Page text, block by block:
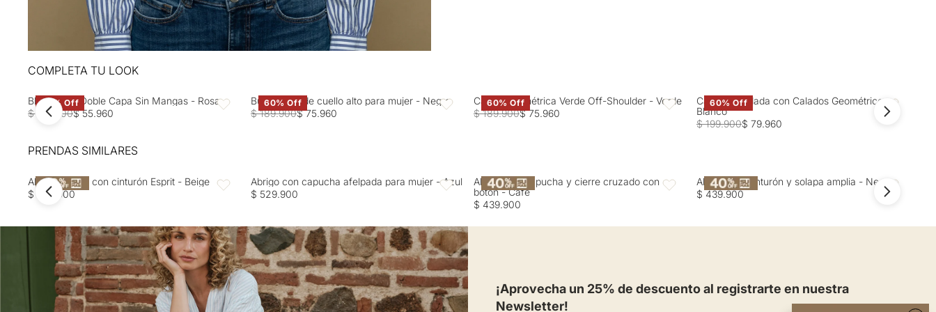
COMPLETA TU LOOK
60% Off Favoritos
Blusa Rosa Doble Capa Sin Mangas - Rosa
$ 139.900$ 55.960
60% Off Favoritos
Buzo tejido de cuello alto para mujer - Negro
$ 189.900$ 75.960
60% Off Favoritos
Camisa Asimétrica Verde Off-Shoulder - Verde
$ 189.900$ 75.960
60% Off Favoritos
Camisa Bordada con Calados Geométricos -
Blanco
$ 199.900$ 79.960
PRENDAS SIMILARES
Favoritos
Abrigo ceñido con cinturón Esprit - Beige
$ 499.900
Favoritos
Abrigo con capucha afelpada para mujer - Azul
$ 529.900
Favoritos
Abrigo con capucha y cierre cruzado con
botón - Café
$ 439.900
Favoritos
Abrigo con cinturón y solapa amplia - Negro
$ 439.900
¡Aprovecha un 25% de descuento al registrarte en nuestra
Newsletter!